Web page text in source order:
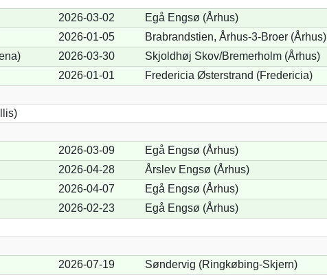
2026-03-02
Egå Engsø (Århus)
2026-01-05
Brabrandstien, Århus-3-Broer (Århus)
2026-03-30
Skjoldhøj Skov/Bremerholm (Århus)
2026-01-01
Fredericia Østerstrand (Fredericia)
2026-03-09
Egå Engsø (Århus)
2026-04-28
Årslev Engsø (Århus)
2026-04-07
Egå Engsø (Århus)
2026-02-23
Egå Engsø (Århus)
2026-07-19 Søndervig (Ringkøbing-Skjern)